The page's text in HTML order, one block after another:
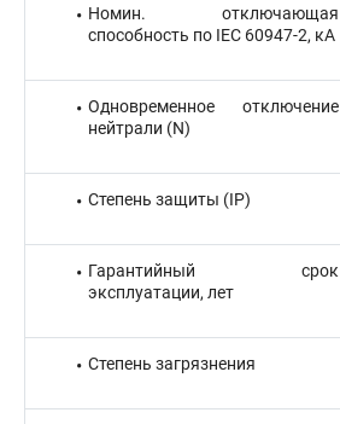
Номин. отключающая
способность по IEC 60947-2, кА
Одновременное отключение
нейтрали (N)
Степень защиты (IP)
Гарантийный срок
эксплуатации, лет
Степень загрязнения